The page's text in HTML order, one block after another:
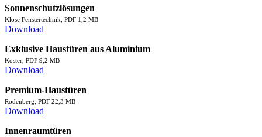
Sonnenschutzlösungen
Klose Fenstertechnik, PDF 1,2 MB
Download
Exklusive Haustüren aus Aluminium
Köster, PDF 9,2 MB
Download
Premium-Haustüren
Rodenberg, PDF 22,3 MB
Download
Innenraumtüren